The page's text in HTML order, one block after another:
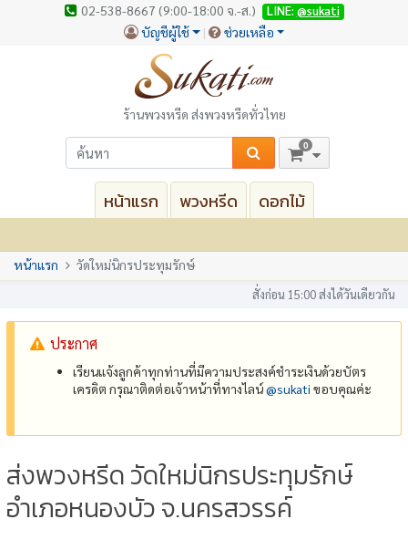
02-538-8667 (9:00-18:00 จ.-ส.) LINE: @sukati
บัญชีผู้ใช้ ช่วยเหลือ
ร้านพวงหรีด ส่งพวงหรีดทั่วไทย
0
หน้าแรก พวงหรีด ดอกไม้
หน้าแรก วัดใหม่นิกรประทุมรักษ์
สั่งก่อน 15:00 ส่งได้วันเดียวกัน
ประกาศ
เรียนแจ้งลูกค้าทุกท่านที่มีความประสงค์ชำระเงินด้วยบัตร
เครดิต กรุณาติดต่อเจ้าหน้าที่ทางไลน์@‌sukati ขอบคุณค่ะ
ส่งพวงหรีด วัดใหม่นิกรประทุมรักษ์
อำเภอหนองบัว จ.นครสวรรค์